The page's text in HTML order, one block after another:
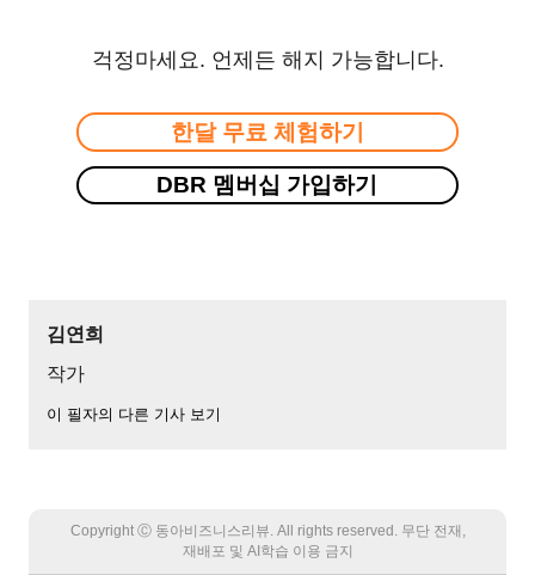
걱정마세요. 언제든 해지 가능합니다.
한달 무료 체험하기
DBR 멤버십 가입하기
김연희
작가
이 필자의 다른 기사 보기
Copyright Ⓒ 동아비즈니스리뷰. All rights reserved. 무단 전재,
재배포 및 AI학습 이용 금지